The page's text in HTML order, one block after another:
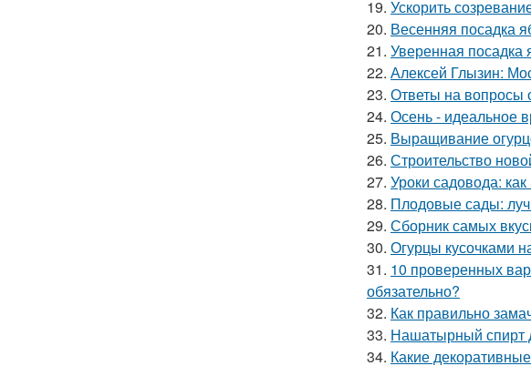
19. Ускорить
20. Весенняя посадка
21. Уверенная посадка
22. Алексей Глызин:
23. Ответы на вопросы
24. Осень - идеальное
25. Выращивание
26. Строительство
27. Уроки садовода:
28. Плодовые сады:
29. Сборник самых
30. Огурцы кусочками
31. 10 проверенных
обязательно?
32. Как правильно
33. Нашатырный спирт
34. Какие